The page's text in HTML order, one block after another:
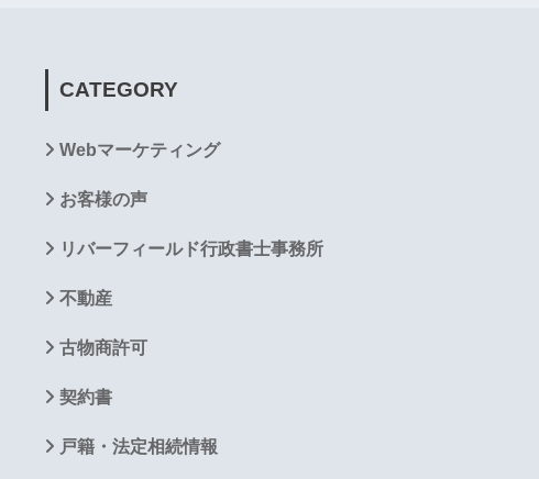
CATEGORY
Webマーケティング
お客様の声
リバーフィールド行政書士事務所
不動産
古物商許可
契約書
戸籍・法定相続情報